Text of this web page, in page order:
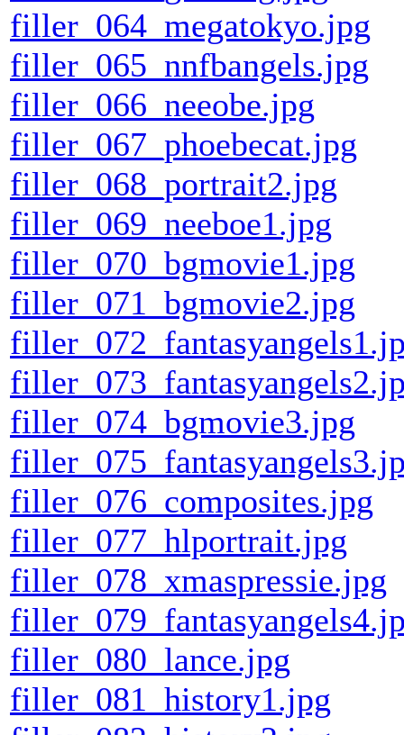
filler_064_megatokyo.jpg
filler_065_nnfbangels.jpg
filler_066_neeobe.jpg
filler_067_phoebecat.jpg
filler_068_portrait2.jpg
filler_069_neeboe1.jpg
filler_070_bgmovie1.jpg
filler_071_bgmovie2.jpg
filler_074_bgmovie3.jpg
filler_076_composites.jpg
filler_077_hlportrait.jpg
filler_078_xmaspressie.jpg
filler_080_lance.jpg
filler_081_history1.jpg